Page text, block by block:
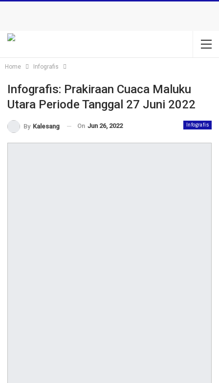
Home Infografis
Infografis: Prakiraan Cuaca Maluku
Utara Periode Tanggal 27 Juni 2022
Infografis
By Kalesang On Jun 26, 2022